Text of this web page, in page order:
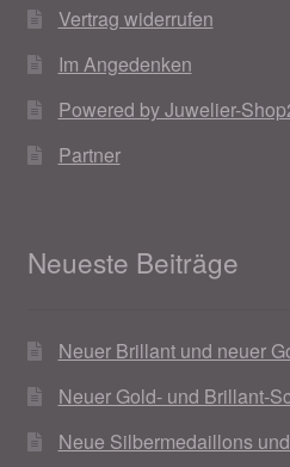
Weihnachtsangebote 2019
Weihnachtsangebote 2020
Weihnachtsangebote 2021
Vertrag widerrufen
Im Angedenken
Powered by Juwelier-
Partner
Neueste Beiträge
Neuer Brillant und neuer
Neuer Gold- und Brillant-
Neue Silbermedaillons